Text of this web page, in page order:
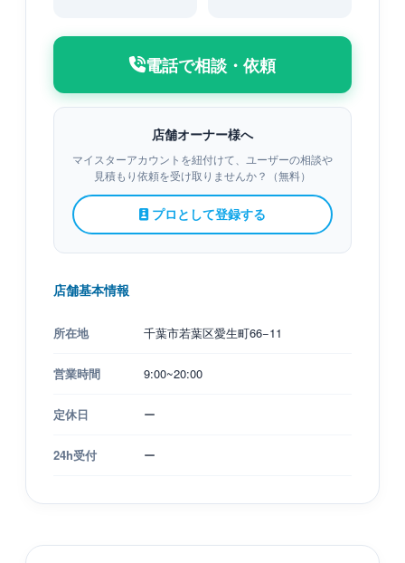
電話で相談・依頼
店舗オーナー様へ
マイスターアカウントを紐付けて、ユーザーの相談や
見積もり依頼を受け取りませんか？（無料）
プロとして登録する
店舗基本情報
所在地 千葉市若葉区愛生町66−11
営業時間 9:00~20:00
定休日 ー
24h受付 ー